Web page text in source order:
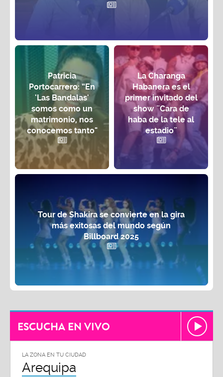
Patricia
Portocarrero: “En
'Las Bandalas'
somos como un
matrimonio, nos
conocemos tanto"
La Charanga
Habanera es el
primer invitado del
show ¨Cara de
haba de la tele al
estadio¨
Tour de Shakira se convierte en la gira
más exitosas del mundo según
Billboard 2025
ESCUCHA EN VIVO
LA ZONA EN TU CIUDAD
Arequipa